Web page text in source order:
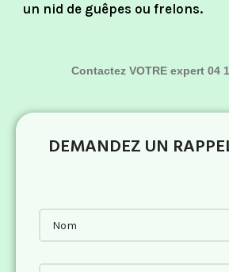
un nid de guêpes ou frelons.
Contactez VOTRE expert 04
DEMANDEZ UN